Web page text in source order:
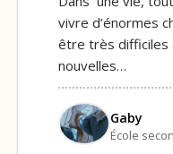
vivre d’énormes
être très difficiles
nouvelles…
Gaby
École